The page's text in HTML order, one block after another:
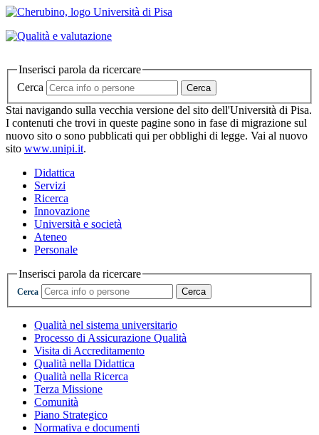
Inserisci parola da ricercare
Cerca
Cerca
Stai navigando sulla vecchia versione del sito dell'Università di Pisa.
I contenuti che trovi in queste pagine sono in fase di migrazione sul
nuovo sito o sono pubblicati qui per obblighi di legge. Vai al nuovo
sito www.unipi.it.
Didattica
Servizi
Ricerca
Innovazione
Università e società
Ateneo
Personale
Inserisci parola da ricercare
Cerca Cerca
Qualità nel sistema universitario
Processo di Assicurazione Qualità
Visita di Accreditamento
Qualità nella Didattica
Qualità nella Ricerca
Terza Missione
Comunità
Piano Strategico
Normativa e documenti